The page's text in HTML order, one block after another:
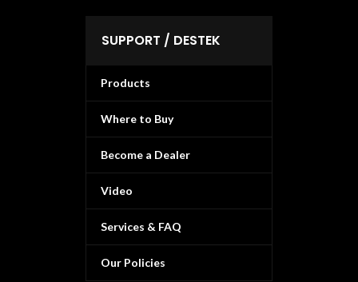
SUPPORT / DESTEK
Products
Where to Buy
Become a Dealer
Video
Services & FAQ
Our Policies